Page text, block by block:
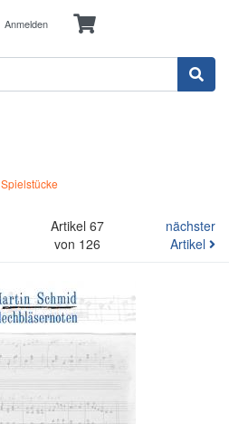
Anmelden
Spielstücke
Artikel 67
von 126
nächster
Artikel